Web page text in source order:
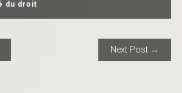
du droit
Next Post →